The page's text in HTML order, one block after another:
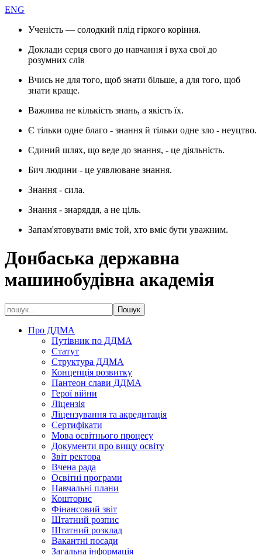
ENG
Ученість — солодкий плід гіркого коріння.
Доклади серця свого до навчання і вуха свої до
розумних слів
Вчись не для того, щоб знати більше, а для того, щоб
знати краще.
Важлива не кількість знань, а якість їх.
Є тільки одне благо - знання й тільки одне зло - неуцтво.
Єдиний шлях, що веде до знання, - це діяльність.
Бич людини - це уявлюване знання.
Знання - сила.
Знання - знаряддя, а не ціль.
Запам'ятовувати вміє той, хто вміє бути уважним.
Донбаська державна
машинобудівна академія
Про ДДМА
Путівник по ДДМА
Статут
Структура ДДМА
Концепція розвитку
Пантеон слави ДДМА
Герої війни
Ліцензія
Ліцензування та акредитація
Сертифікати
Мова освітнього процесу
Документи про вищу освіту
Звіт ректора
Вчена рада
Освітні програми
Навчальні плани
Кошторис
Фінансовий звіт
Штатний розпис
Штатний розклад
Вакантні посади
Загальна інформація